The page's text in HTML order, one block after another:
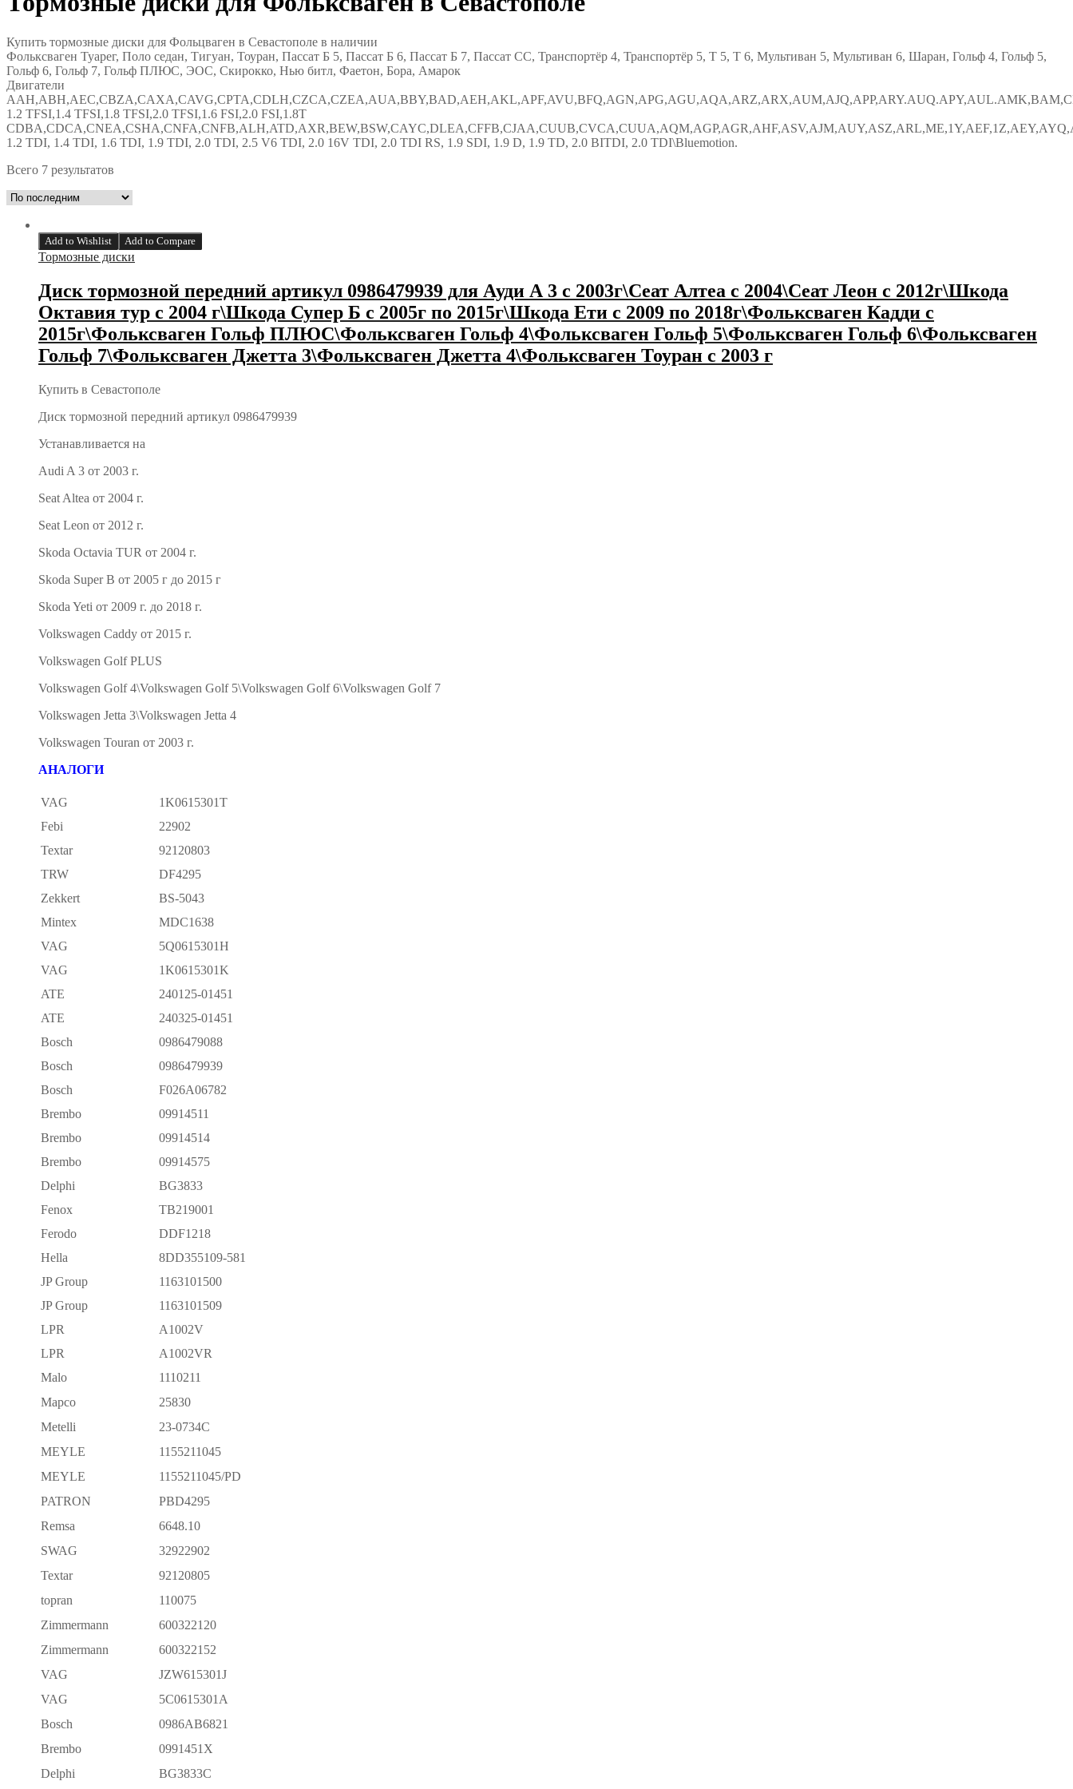
Купить тормозные диски для Фольцваген в Севастополе в наличии
Фольксваген Туарег, Поло седан, Тигуан, Тоуран, Пассат Б 5, Пассат Б 6, Пассат Б 7, Пассат СС, Транспортёр 4, Транспортёр 5, Т 5, Т 6, Мультиван 5, Мультиван 6, Шаран, Гольф 4, Гольф 5,
Гольф 6, Гольф 7, Гольф ПЛЮС, ЭОС, Скирокко, Нью битл, Фаетон, Бора, Амарок
Двигатели
1.2 TFSI,1.4 TFSI,1.8 TFSI,2.0 TFSI,1.6 FSI,2.0 FSI,1.8T
1.2 TDI, 1.4 TDI, 1.6 TDI, 1.9 TDI, 2.0 TDI, 2.5 V6 TDI, 2.0 16V TDI, 2.0 TDI RS, 1.9 SDI, 1.9 D, 1.9 TD, 2.0 BITDI, 2.0 TDI\Bluemotion.
Всего 7 результатов
Add to Wishlist Add to Compare
Тормозные диски
Диск тормозной передний артикул 0986479939 для Ауди А 3 с 2003г\Сеат Алтеа с 2004\Сеат Леон с 2012г\Шкода
Октавия тур с 2004 г\Шкода Супер Б с 2005г по 2015г\Шкода Ети с 2009 по 2018г\Фольксваген Кадди с
2015г\Фольксваген Гольф ПЛЮС\Фольксваген Гольф 4\Фольксваген Гольф 5\Фольксваген Гольф 6\Фольксваген
Гольф 7\Фольксваген Джетта 3\Фольксваген Джетта 4\Фольксваген Тоуран с 2003 г
Купить в Севастополе
Диск тормозной передний артикул 0986479939
Устанавливается на
Audi A 3 от 2003 г.
Seat Altea от 2004 г.
Seat Leon от 2012 г.
Skoda Octavia TUR от 2004 г.
Skoda Super B от 2005 г до 2015 г
Skoda Yeti от 2009 г. до 2018 г.
Volkswagen Caddy от 2015 г.
Volkswagen Golf PLUS
Volkswagen Golf 4\Volkswagen Golf 5\Volkswagen Golf 6\Volkswagen Golf 7
Volkswagen Jetta 3\Volkswagen Jetta 4
Volkswagen Touran от 2003 г.
АНАЛОГИ
VAG
1K0615301T
Febi
22902
Textar
92120803
TRW
DF4295
Zekkert
BS-5043
Mintex
MDC1638
VAG
5Q0615301H
VAG
1K0615301K
ATE
240125-01451
ATE
240325-01451
Bosch
0986479088
Bosch
0986479939
Bosch
F026A06782
Brembo
09914511
Brembo
09914514
Brembo
09914575
Delphi
BG3833
Fenox
TB219001
Ferodo
DDF1218
Hella
8DD355109-581
JP Group
1163101500
JP Group
1163101509
LPR
A1002V
LPR
A1002VR
Malo
1110211
Mapco
25830
Metelli
23-0734C
MEYLE
1155211045
MEYLE
1155211045/PD
PATRON
PBD4295
Remsa
6648.10
SWAG
32922902
Textar
92120805
topran
110075
Zimmermann
600322120
Zimmermann
600322152
VAG
JZW615301J
VAG
5C0615301A
Bosch
0986AB6821
Brembo
0991451X
Delphi
BG3833C